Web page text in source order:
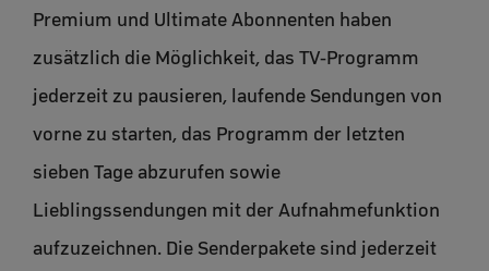
Premium und Ultimate Abonnenten haben
zusätzlich die Möglichkeit, das TV-Programm
jederzeit zu pausieren, laufende Sendungen von
vorne zu starten, das Programm der letzten
sieben Tage abzurufen sowie
Lieblingssendungen mit der Aufnahmefunktion
aufzuzeichnen. Die Senderpakete sind jederzeit